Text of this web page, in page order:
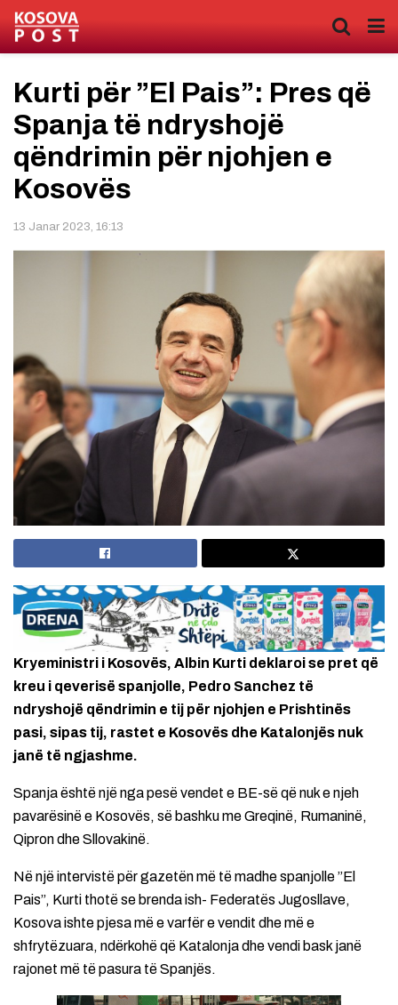
Kurti për ”El Pais”: Pres që
Spanja të ndryshojë
qëndrimin për njohjen e
Kosovës
13 Janar 2023, 16:13
Kryeministri i Kosovës, Albin Kurti deklaroi se pret që
kreu i qeverisë spanjolle, Pedro Sanchez të
ndryshojë qëndrimin e tij për njohjen e Prishtinës
pasi, sipas tij, rastet e Kosovës dhe Katalonjës nuk
janë të ngjashme.
Spanja është një nga pesë vendet e BE-së që nuk e njeh
pavarësinë e Kosovës, së bashku me Greqinë, Rumaninë,
Qipron dhe Sllovakinë.
Në një intervistë për gazetën më të madhe spanjolle ”El
Pais”, Kurti thotë se brenda ish- Federatës Jugosllave,
Kosova ishte pjesa më e varfër e vendit dhe më e
shfrytëzuara, ndërkohë që Katalonja dhe vendi bask janë
rajonet më të pasura të Spanjës.